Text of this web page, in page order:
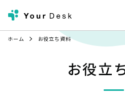
ホーム お役立ち資料
お役立